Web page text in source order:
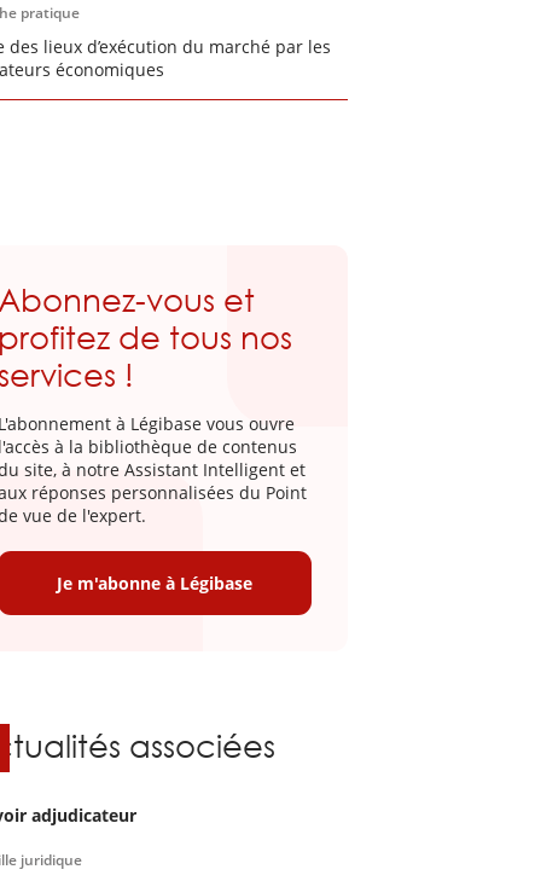
pratique
des lieux d’exécution du marché par les
économiques
Abonnez-vous et
profitez de tous nos
!
L'abonnement à Légibase vous ouvre
l'accès à la bibliothèque de contenus
site, à notre Assistant Intelligent et
réponses personnalisées du Point
vue de l'expert.
Je m'abonne à Légibase
associées
adjudicateur
juridique